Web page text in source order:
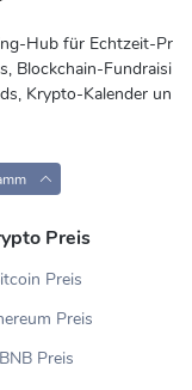
Hub für Echtzeit-Pr
Blockchain-Fundraisi
Krypto-Kalender un
Preis
Preis
Preis
BNB Preis